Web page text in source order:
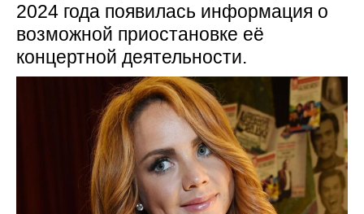
2024 года появилась информация о
возможной приостановке её
концертной деятельности.